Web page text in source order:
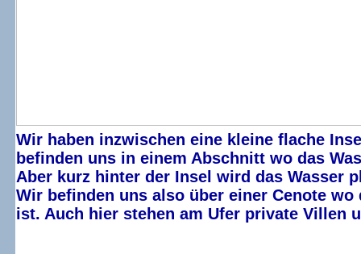
Wir haben inzwischen eine kleine flache
befinden uns in einem Abschnitt wo das
Aber kurz hinter der Insel wird das Wasser
Wir befinden uns also über einer Cenote wo
ist. Auch hier stehen am Ufer private Villen